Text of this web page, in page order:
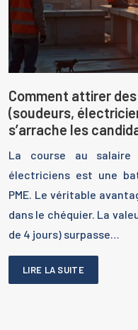
Comment attirer
(soudeurs,
s’arrache les
La course au
électriciens est une
PME. Le véritable
dans le chéquier. La
de 4 jours) surpasse…
LIRE LA SUITE